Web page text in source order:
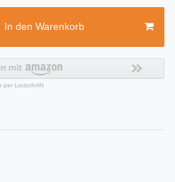
In den Warenkorb